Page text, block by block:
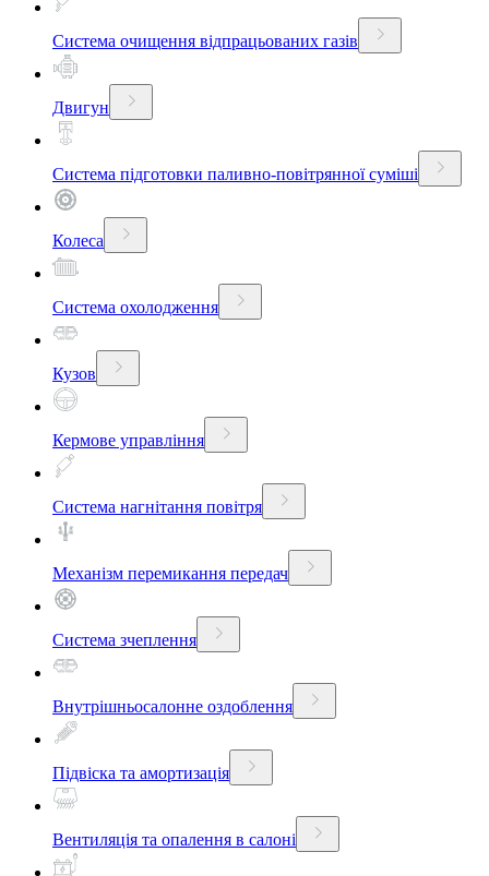
Система очищення відпрацьованих газів
Двигун
Система підготовки паливно-повітрянної суміші
Колеса
Система охолодження
Кузов
Кермове управління
Система нагнітання повітря
Механізм перемикання передач
Система зчеплення
Внутрішньосалонне оздоблення
Підвіска та амортизація
Вентиляція та опалення в салоні